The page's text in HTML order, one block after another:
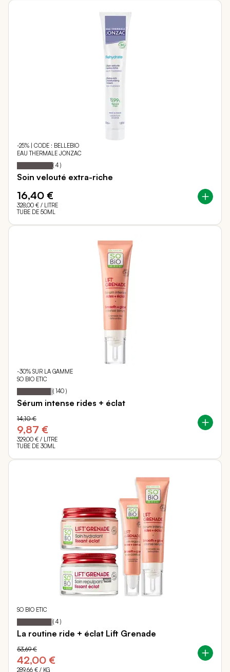
-25% | CODE : BELLEBIO
EAU THERMALE JONZAC
Notation: 100
% of
( 4 )
Soin velouté extra-riche
16,40 €
328,00 € / LITRE
TUBE DE 50ML
-30% SUR LA GAMME
SO BIO ETIC
Notation: 94
% of
( 140 )
Sérum intense rides + éclat
9,87 €
14,10 €
329,00 € / LITRE
TUBE DE 30ML
SO BIO ETIC
Notation: 95
% of
( 4 )
La routine ride + éclat Lift Grenade
42,00 €
53,69 €
289,66 € / KG